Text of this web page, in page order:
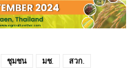
ชุมชน มช. สวก.